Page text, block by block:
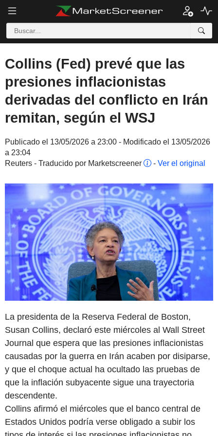
Collins (Fed) prevé que las
presiones inflacionistas
derivadas del conflicto en Irán
remitan, según el WSJ
Publicado el 13/05/2026 a 23:00 - Modificado el 13/05/2026
a 23:04
Reuters - Traducido por Marketscreener
- Ver el original
La presidenta de la Reserva Federal de Boston,
Susan Collins, declaró este miércoles al Wall Street
Journal que espera que las presiones inflacionistas
causadas por la guerra en Irán acaben por disiparse,
y que el choque actual ha ocultado las pruebas de
que la inflación subyacente sigue una trayectoria
descendente.
Collins afirmó el miércoles que el banco central de
Estados Unidos podría verse obligado a subir los